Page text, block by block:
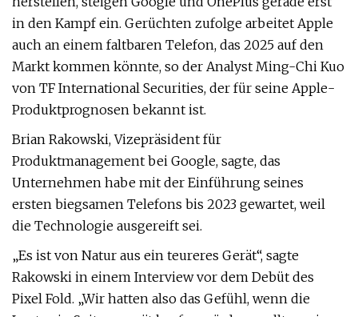
in den Kampf ein. Gerüchten zufolge arbeitet Apple
auch an einem faltbaren Telefon, das 2025 auf den
Markt kommen könnte, so der Analyst Ming-Chi Kuo
von TF International Securities, der für seine Apple-
Produktprognosen bekannt ist.
Brian Rakowski, Vizepräsident für
Produktmanagement bei Google, sagte, das
Unternehmen habe mit der Einführung seines
ersten biegsamen Telefons bis 2023 gewartet, weil
die Technologie ausgereift sei.
„Es ist von Natur aus ein teureres Gerät“, sagte
Rakowski in einem Interview vor dem Debüt des
Pixel Fold. „Wir hatten also das Gefühl, wenn die